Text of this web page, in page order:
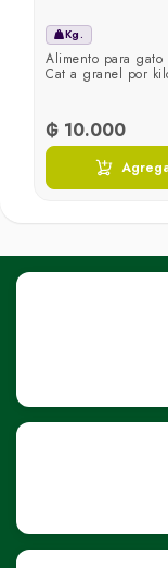
Kg.
Alimento para gato
Cat a granel por
₲ 10.000